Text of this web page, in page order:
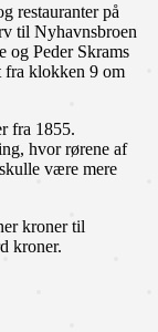
restauranter på
til Nyhavnsbroen
og Peder Skrams
fra klokken 9 om
fra 1855.
hvor rørene af
være mere
kroner til
kroner.